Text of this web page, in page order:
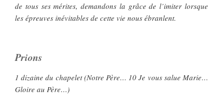
de tous ses mérites, demandons la grâce de l’imiter lorsque
les épreuves inévitables de cette vie nous ébranlent.
Prions
1 dizaine du chapelet (Notre Père… 10 Je vous salue Marie…
Gloire au Père…)